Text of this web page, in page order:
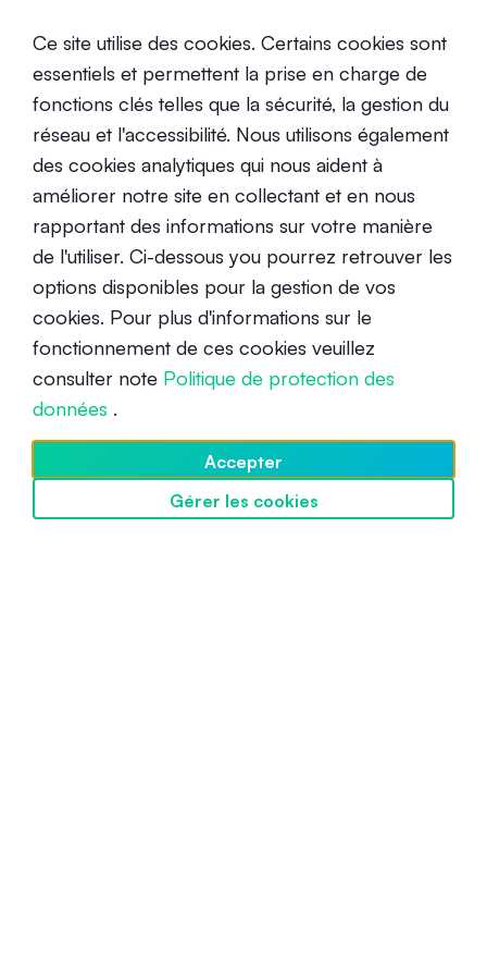
Les tokens DeFi valent-ils la peine
d'être achetés ?
Intermédiaire 17 septembre 2020
Qu'est-ce que le token
SwissBorg ?
Débutant 1 septembre 2024
Ce site utilise des cookies. Certains cookies sont
essentiels et permettent la prise en charge de
fonctions clés telles que la sécurité, la gestion du
réseau et l'accessibilité. Nous utilisons également
des cookies analytiques qui nous aident à
améliorer notre site en collectant et en nous
rapportant des informations sur votre manière
de l'utiliser. Ci-dessous you pourrez retrouver les
options disponibles pour la gestion de vos
cookies. Pour plus d'informations sur le
fonctionnement de ces cookies veuillez
consulter note Politique de protection des
données .
Accepter
Gérer les cookies
Découvrir SwissBorg